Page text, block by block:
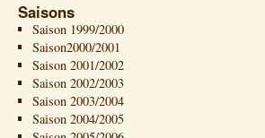
Saisons
Saison 1999/2000
Saison2000/2001
Saison 2001/2002
Saison 2002/2003
Saison 2003/2004
Saison 2004/2005